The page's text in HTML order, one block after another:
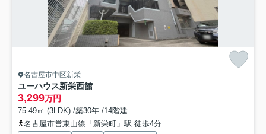
名古屋市中区新栄
ユーハウス新栄西館
3,299万円
75.49㎡ (3LDK) /築30年 /14階建
名古屋市営東山線「新栄町」駅 徒歩4分